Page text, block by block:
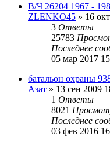
В/Ч 26204 1967 -
ZLENKO45 » 16
3 Ответы
25783
Последнее
05 мар 2017
батальон охраны
Азат » 13 сен 2009
1 Ответы
8021
Последнее
03 фев 2016